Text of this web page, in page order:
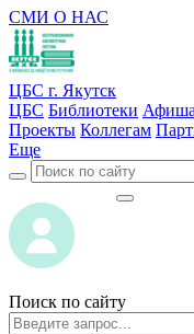
СМИ О НАС
ЦБС г. Якутск
ЦБС Библиотеки
Проекты Коллегам
Еще
Поиск по сайту